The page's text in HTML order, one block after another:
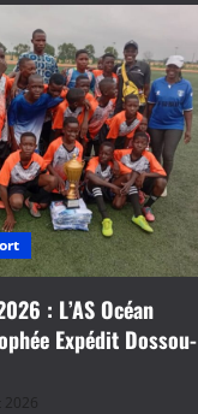
: L’AS Océan
Expédit Dossou-